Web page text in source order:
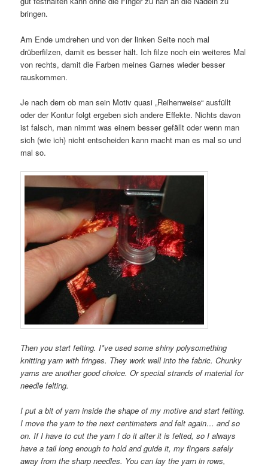
bringen.
Am Ende umdrehen und von der linken Seite noch mal
drüberfilzen, damit es besser hält. Ich filze noch ein weiteres Mal
von rechts, damit die Farben meines Garnes wieder besser
rauskommen.
Je nach dem ob man sein Motiv quasi „Reihenweise“ ausfüllt
oder der Kontur folgt ergeben sich andere Effekte. Nichts davon
ist falsch, man nimmt was einem besser gefällt oder wenn man
sich (wie ich) nicht entscheiden kann macht man es mal so und
mal so.
Then you start felting. I*ve used some shiny polysomething
knitting yarn with fringes. They work well into the fabric. Chunky
yarns are another good choice. Or special strands of material for
needle felting.
I put a bit of yarn inside the shape of my motive and start felting.
I move the yarn to the next centimeters and felt again… and so
on. If I have to cut the yarn I do it after it is felted, so I always
have a tail long enough to hold and guide it, my fingers safely
away from the sharp needles. You can lay the yarn in rows,